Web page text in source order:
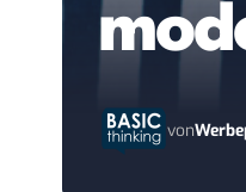
von